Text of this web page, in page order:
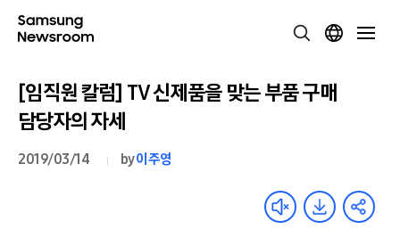
[임직원 칼럼] TV 신제품을 맞는 부품 구매
담당자의 자세
2019/03/14 by이주영